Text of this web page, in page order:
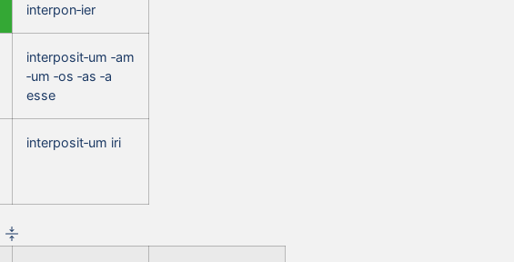
interpon‑ier
interposit‑um ‑am
‑um ‑os ‑as ‑a
esse
interposit‑um iri